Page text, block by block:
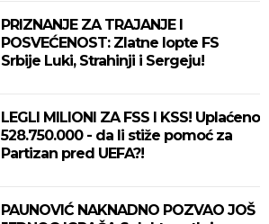
PRIZNANJE ZA TRAJANJE I
POSVEĆENOST: Zlatne lopte FS
Srbije Luki, Strahinji i Sergeju!
LEGLI MILIONI ZA FSS I KSS! Uplaćeno
528.750.000 - da li stiže pomoć za
Partizan pred UEFA?!
PAUNOVIĆ NAKNADNO POZVAO JOŠ